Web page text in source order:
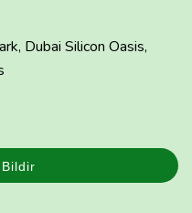
Dubai Silicon Oasis,